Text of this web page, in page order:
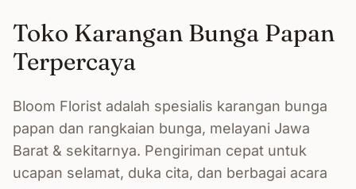
Toko Karangan Bunga Papan
Terpercaya
Bloom Florist adalah spesialis karangan bunga
papan dan rangkaian bunga, melayani Jawa
Barat & sekitarnya. Pengiriman cepat untuk
ucapan selamat, duka cita, dan berbagai acara